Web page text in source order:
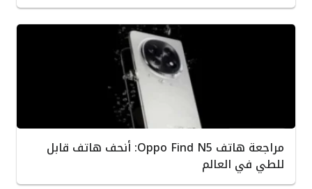
مراجعة هاتف Oppo Find N5: أنحف هاتف قابل
للطي في العالم